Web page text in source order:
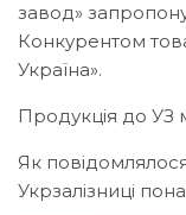
завод»
Конкурентом
Україна».
Продукція до УЗ
Як
Укрзалізниці